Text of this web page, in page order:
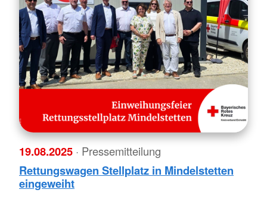
19.08.2025 · Pressemitteilung
Rettungswagen Stellplatz in Mindelstetten
eingeweiht